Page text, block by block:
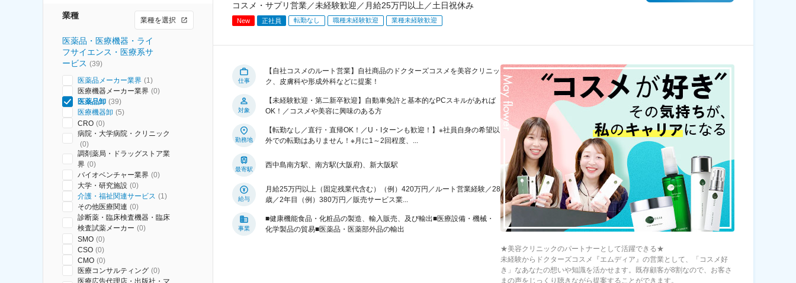
業種 業種を選択
医薬品・医療機器・ライ
フサイエンス・医療系サ
ービス (39)
医薬品メーカー業界 (1)
医療機器メーカー業界 (0)
医薬品卸 (39)
医療機器卸 (5)
CRO (0)
病院・大学病院・クリニック
(0)
調剤薬局・ドラッグストア業
界 (0)
バイオベンチャー業界 (0)
大学・研究施設 (0)
介護・福祉関連サービス (1)
その他医療関連 (0)
診断薬・臨床検査機器・臨床
検査試薬メーカー (0)
SMO (0)
CSO (0)
CMO (0)
医療コンサルティング (0)
医療広告代理店・出版社・マ
コスメ・サプリ営業／未経験歓迎／月給25万円以上／土日祝休み
New 正社員 転勤なし 職種未経験歓迎 業種未経験歓迎
仕事
【自社コスメのルート営業】自社商品のドクターズコスメを美容クリニッ
ク、皮膚科や形成外科などに提案！
対象
【未経験歓迎・第二新卒歓迎】自動車免許と基本的なPCスキルがあれば
OK！／コスメや美容に興味のある方
勤務地
【転勤なし／直行・直帰OK！／U・Iターンも歓迎！】※社員自身の希望以
外での転勤はありません！※月に1～2回程度、...
最寄駅
西中島南方駅、南方駅(大阪府)、新大阪駅
給与
月給25万円以上（固定残業代含む）（例）420万円／ルート営業経験／28
歳／2年目（例）380万円／販売サービス業...
事業
■健康機能食品・化粧品の製造、輸入販売、及び輸出■医療設備・機械・
化学製品の貿易■医薬品・医薬部外品の輸出
★美容クリニックのパートナーとして活躍できる★
未経験からドクターズコスメ『エムディア』の営業として、「コスメ好
き」なあなたの想いや知識を活かせます。既存顧客が8割なので、お客さ
まの声をじっくり聴きながら提案することができます。